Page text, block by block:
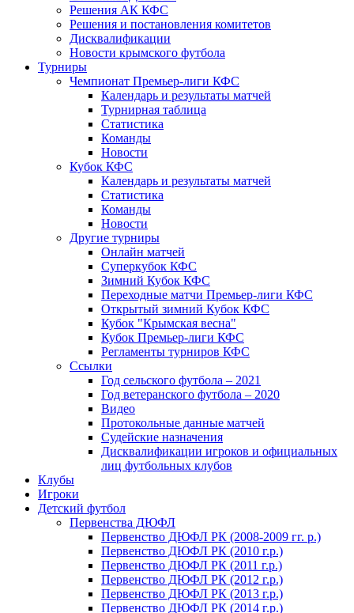
Решения АК КФС
Решения и постановления комитетов
Дисквалификации
Новости крымского футбола
Турниры
Чемпионат Премьер-лиги КФС
Календарь и результаты матчей
Турнирная таблица
Статистика
Команды
Новости
Кубок КФС
Календарь и результаты матчей
Статистика
Команды
Новости
Другие турниры
Онлайн матчей
Суперкубок КФС
Зимний Кубок КФС
Переходные матчи Премьер-лиги КФС
Открытый зимний Кубок КФС
Кубок "Крымская весна"
Кубок Премьер-лиги КФС
Регламенты турниров КФС
Ссылки
Год сельского футбола – 2021
Год ветеранского футбола – 2020
Видео
Протокольные данные матчей
Судейские назначения
Дисквалификации игроков и официальных
лиц футбольных клубов
Клубы
Игроки
Детский футбол
Первенства ДЮФЛ
Первенство ДЮФЛ РК (2008-2009 гг. р.)
Первенство ДЮФЛ РК (2010 г.р.)
Первенство ДЮФЛ РК (2011 г.р.)
Первенство ДЮФЛ РК (2012 г.р.)
Первенство ДЮФЛ РК (2013 г.р.)
Первенство ДЮФЛ РК (2014 г.р.)